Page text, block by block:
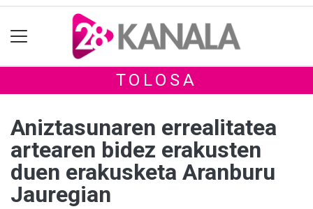
TOLOSA
Aniztasunaren errealitatea
artearen bidez erakusten
duen erakusketa Aranburu
Jauregian